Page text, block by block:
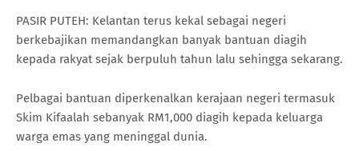
PASIR PUTEH: Kelantan terus kekal sebagai negeri
berkebajikan memandangkan banyak bantuan diagih
kepada rakyat sejak berpuluh tahun lalu sehingga sekarang.
Pelbagai bantuan diperkenalkan kerajaan negeri termasuk
Skim Kifaalah sebanyak RM1,000 diagih kepada keluarga
warga emas yang meninggal dunia.